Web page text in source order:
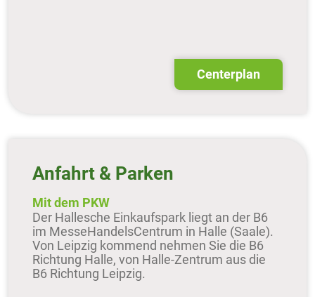
Centerplan
Anfahrt & Parken
Mit dem PKW
Der Hallesche Einkaufspark liegt an der B6
im MesseHandelsCentrum in Halle (Saale).
Von Leipzig kommend nehmen Sie die B6
Richtung Halle, von Halle-Zentrum aus die
B6 Richtung Leipzig.